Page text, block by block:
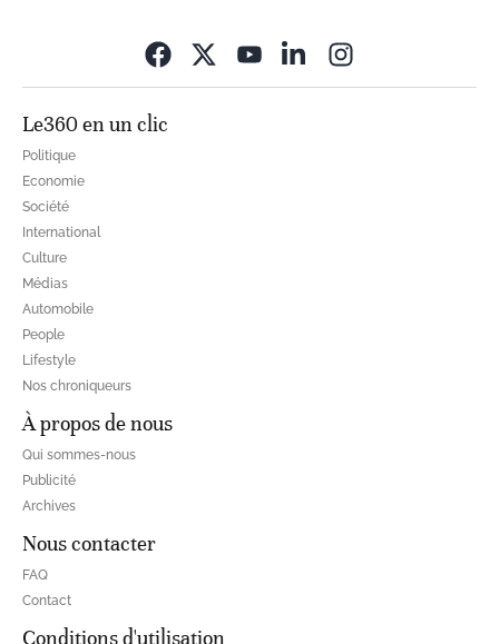
Le360 en un clic
Politique
Economie
Société
International
Culture
Médias
Automobile
People
Lifestyle
Nos chroniqueurs
À propos de nous
Qui sommes-nous
Publicité
Archives
Nous contacter
FAQ
Contact
Conditions d'utilisation